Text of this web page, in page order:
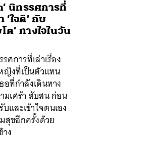
นิทรรศการที่
ใจดี’ กับ
ต’ ทางใจในวัน
ศการที่เล่าเรื่อง
ญิงที่เป็นตัวแทน
อที่กำลังเดินทาง
เศร้า สับสน ก่อน
ละเข้าใจตนเอง
สุขอีกครั้งด้วย
ง
ค้นหา